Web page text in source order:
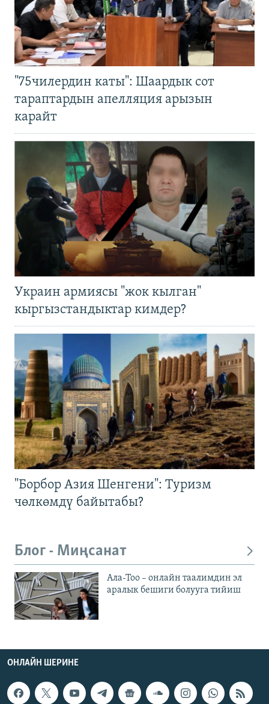
"75чилердин каты": Шаардык сот
тараптардын апелляция арызын
карайт
Украин армиясы "жок кылган"
кыргызстандыктар кимдер?
"Борбор Азия Шенгени": Туризм
чөлкөмдү байытабы?
Блог - Миңсанат
Ала-Тоо – онлайн таалимдин эл
аралык бешиги болууга тийиш
ОНЛАЙН ШЕРИНЕ